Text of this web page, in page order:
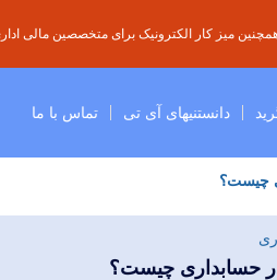
میز کار الکترونیک برای متخصصین مالی
دانستنیهای آی تی تماس با ما
چیست؟
حسابداری چیست؟